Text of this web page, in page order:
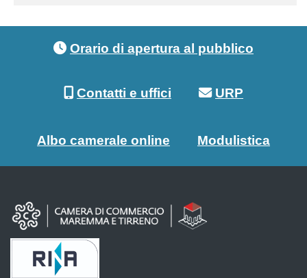
Orario di apertura al pubblico
Contatti e uffici URP
Albo camerale online Modulistica